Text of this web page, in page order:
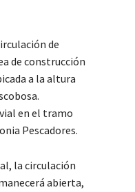
de
de construcción
a la altura
en el tramo
Pescadores.
la circulación
abierta,